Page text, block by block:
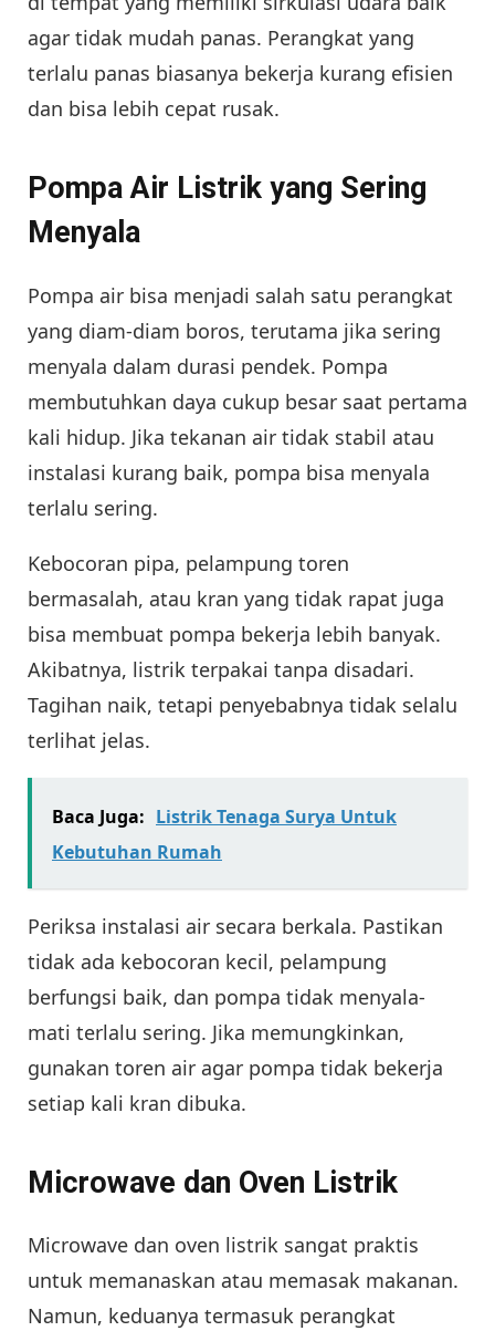
agar tidak mudah panas. Perangkat yang
terlalu panas biasanya bekerja kurang efisien
dan bisa lebih cepat rusak.
Pompa Air Listrik yang Sering
Menyala
Pompa air bisa menjadi salah satu perangkat
yang diam-diam boros, terutama jika sering
menyala dalam durasi pendek. Pompa
membutuhkan daya cukup besar saat pertama
kali hidup. Jika tekanan air tidak stabil atau
instalasi kurang baik, pompa bisa menyala
terlalu sering.
Kebocoran pipa, pelampung toren
bermasalah, atau kran yang tidak rapat juga
bisa membuat pompa bekerja lebih banyak.
Akibatnya, listrik terpakai tanpa disadari.
Tagihan naik, tetapi penyebabnya tidak selalu
terlihat jelas.
Baca Juga: Listrik Tenaga Surya Untuk
Kebutuhan Rumah
Periksa instalasi air secara berkala. Pastikan
tidak ada kebocoran kecil, pelampung
berfungsi baik, dan pompa tidak menyala-
mati terlalu sering. Jika memungkinkan,
gunakan toren air agar pompa tidak bekerja
setiap kali kran dibuka.
Microwave dan Oven Listrik
Microwave dan oven listrik sangat praktis
untuk memanaskan atau memasak makanan.
Namun, keduanya termasuk perangkat